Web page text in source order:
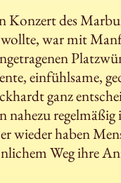
Konzert des
war mit
einfühlsame,
ganz
nahezu regelmäßig
wieder haben
Weg ihre